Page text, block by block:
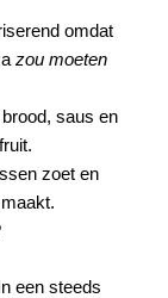
omdat
zou moeten
saus en
zoet en
een steeds